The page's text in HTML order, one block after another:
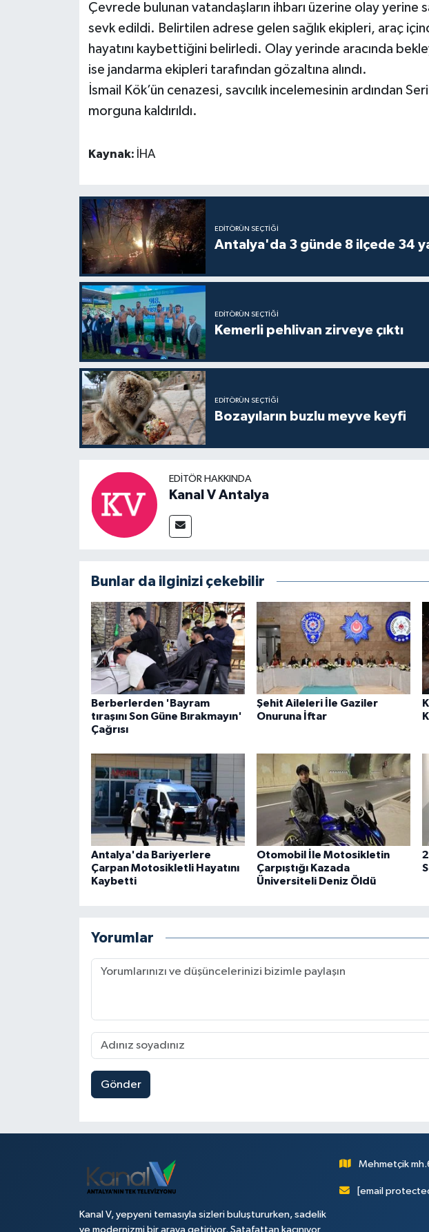
Çevrede bulunan vatandaşların ihbarı üzerine olay yerine
sevk edildi. Belirtilen adrese gelen sağlık ekipleri, araç
hayatını kaybettiğini belirledi. Olay yerinde aracında
ise jandarma ekipleri tarafından gözaltına alındı.
İsmail Kök’ün cenazesi, savcılık incelemesinin ardından
morguna kaldırıldı.
Kaynak: İHA
EDITÖRÜN SEÇTIĞI
Antalya'da 3 günde 8 ilçede 34
EDITÖRÜN SEÇTIĞI
Kemerli pehlivan zirveye çıktı
EDITÖRÜN SEÇTIĞI
Bozayıların buzlu meyve keyfi
EDITÖR HAKKINDA
Kanal V Antalya
Bunlar da ilginizi çekebilir
Berberlerden 'Bayram
tıraşını Son Güne Bırakmayın'
Çağrısı
Şehit Aileleri İle Gaziler
Onuruna İftar
Antalya'da Bariyerlere
Çarpan Motosikletli Hayatını
Kaybetti
Otomobil İle Motosikletin
Çarpıştığı Kazada
Üniversiteli Deniz Öldü
Yorumlar
Gönder
Kanal V, yepyeni temasıyla sizleri buluştururken, sadelik
ve modernizmi bir araya getiriyor. Şatafattan kaçınıyor
Mehmetçik
[email
Teknoloji
Televizyon